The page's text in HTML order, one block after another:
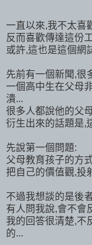
一直以來,我不太喜
反而喜歡傳達這份
或許,這也是這個網
先前有一個新聞,很
一個高中生在父母
潰...
很多人都說他的父
衍生出來的話題是,
先說第一個問題:
父母教育孩子的方
把自己的價值觀,投
不過我想談的是後
有人問我說,會不會
我的回答很清楚,不
的...